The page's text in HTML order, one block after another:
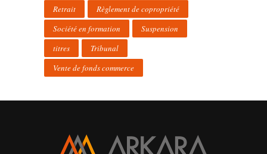
Retrait
Règlement de copropriété
Société en formation
Suspension
titres
Tribunal
Vente de fonds commerce